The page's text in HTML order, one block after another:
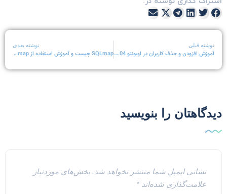
نوشته قبلی
آموزش افزودن و حذف کاربران در اوبونتو 20.04 Ubuntu
نوشته بعدی
SQLmap چیست و آموزش استفاده از SQLmap
را بنویسید
نشانی ایمیل شما منتشر نخواهد شد. بخش‌های موردنیاز
علامت‌گذاری شده‌اند*